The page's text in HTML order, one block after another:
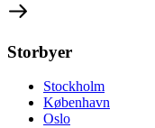
Storbyer
Stockholm
København
Oslo